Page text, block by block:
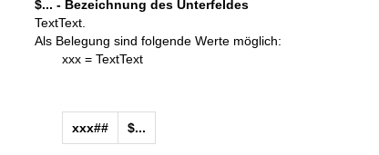
$... - Bezeichnung des Unterfeldes
TextText.
Als Belegung sind folgende Werte möglich:
xxx = TextText
xxx## $...